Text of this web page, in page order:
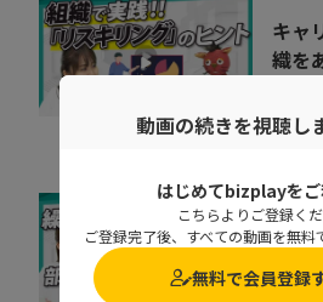
キャ
織を
株式会
ョン
なぜ
くの
をゼ
動画の続きを視聴し
はじめてbizplayを
こちらよりご登録くだ
ご登録完了後、すべての動画を無料
無料で会員登録